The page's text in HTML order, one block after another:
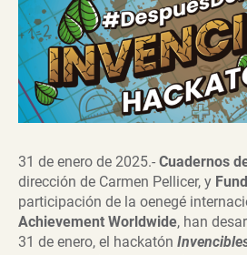
31 de enero de 2025.- Cuadernos
dirección de Carmen Pellicer, y
participación de la oenegé
Achievement Worldwide, han
31 de enero, el hackatón